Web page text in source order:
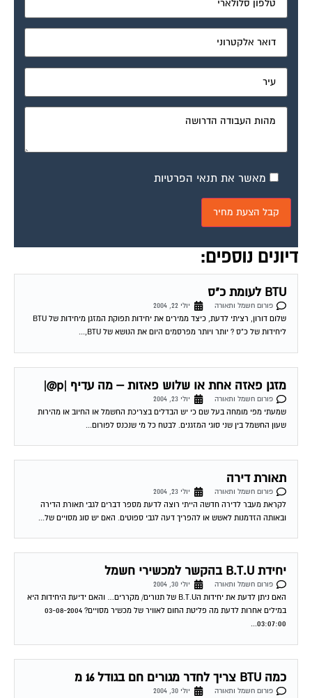
דיונים נוספים:
BTU לעומת כ"ס
פורום חשמל ותאורה
ליחידות של כ"ס ? יותר ויותר מפרסמים היום את הנושא של BTU,...
מזגן פאזה אחת או שלוש פאזות – מה עדיף |p@|
פורום חשמל ותאורה
יולי 23, 2004
שמעתי מפי מומחה בעל שם כי יש הבדלים בצריכת החשמל או החיוב או מהירות
שעון החשמל בין שני סוגי המזגנים. לבטח כל מי שנכנס לפורום...
תאורת דירה
פורום חשמל ותאורה
לקראת מעבר לדירה חדשה הייתי רוצה לדעת מספר דברים לגבי תאורת הדירה
ובאותה הזדמנות לאשש או להפריך דעה לגבי ספוטים. האם יש סוג מסויים של...
יחידת B.T.U בהקשר למכשירי חשמל
פורום חשמל ותאורה
יולי 30, 2004
האם ניתן לדעת את יחידות הB.T.U של תנורים/ מקררים… והאם ידיעת היחידות היא
במילים אחרות לדעת מה פליטת החום לאוויר של מכשיר מסויים? 03-08-2004
03:07:00...
כמה BTU צריך לחדר מגורים חם בגודל 16 מ
פורום חשמל ותאורה
יולי 30, 2004